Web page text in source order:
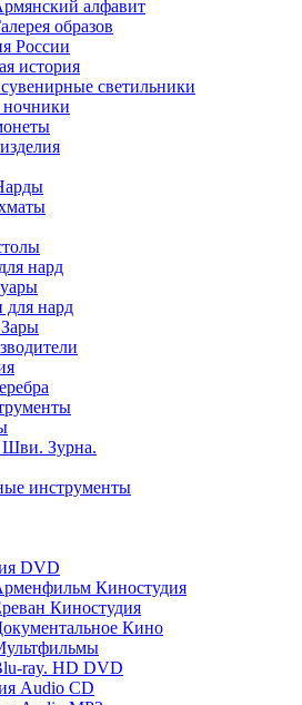
алфавит
образов
России
история
светильники
нард
нард
Шви. Зурна.
инструменты
DVD
Киностудия
Киностудия
Кино
ray. HD DVD
Audio CD